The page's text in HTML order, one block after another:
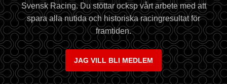
Svensk Racing. Du stöttar ocksp vårt arbete med att
spara alla nutida och historiska racingresultat för
framtiden.
JAG VILL BLI MEDLEM